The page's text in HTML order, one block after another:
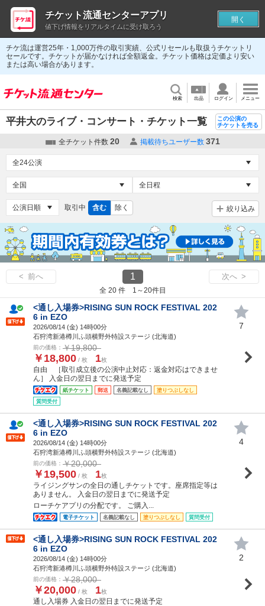
チケ流は運営25年・1,000万件の取引実績、公式リセールも取扱うチケットリ
セールです。チケットが届かなければ全額返金。チケット価格は定価より安い
または高い場合があります。
検索 出品 ログイン メニュー
平井大のライブ・コンサート・チケット一覧
この公演の
チケットを売る
全チケット件数 20 掲載待ちユーザー数 371
取引中 含む 除く 絞り込み
< 前へ 1 次へ >
全 20 件 1～20件目
<通し入場券>RISING SUN ROCK FESTIVAL 202
6 in EZO
2026/08/14 (金) 14時00分
石狩湾新港樽川ふ頭横野外特設ステージ (北海道)
前の価格： ￥19,800
￥18,800 / 枚 1枚
自由 ［取引成立後の公演中止対応：返金対応はできませ
ん］ 入金日の翌日までに発送予定
紙チケット 郵送 名義記載なし
塗りつぶしなし
質問受付
7
<通し入場券>RISING SUN ROCK FESTIVAL 202
6 in EZO
2026/08/14 (金) 14時00分
石狩湾新港樽川ふ頭横野外特設ステージ (北海道)
前の価格： ￥20,000
￥19,500 / 枚 1枚
ライジングサンの全日の通しチケットです。座席指定等は
ありません。 入金日の翌日までに発送予定
ローチケアプリの分配です。 ご購入...
電子チケット 名義記載なし 塗りつぶしなし 質問受付
4
<通し入場券>RISING SUN ROCK FESTIVAL 202
6 in EZO
2026/08/14 (金) 14時00分
石狩湾新港樽川ふ頭横野外特設ステージ (北海道)
前の価格： ￥28,000
￥20,000 / 枚 1枚
通し入場券 入金日の翌日までに発送予定
2
チケット流通センターアプリ
値下げ情報をリアルタイムに受け取ろう
開く